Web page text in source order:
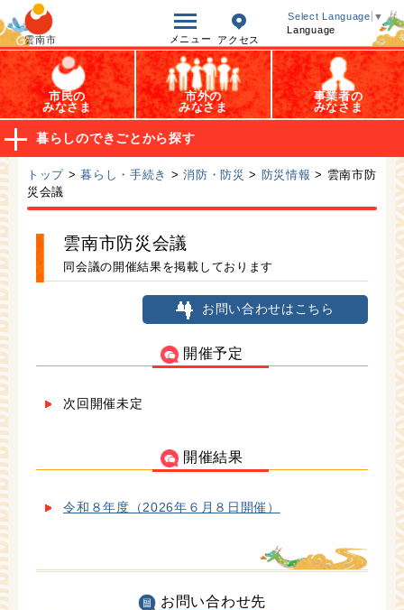
雲南市 メニュー アクセス
Select Language ▼
Language
オープンデータ
市民の
みなさま
市外の
みなさま
事業者の
みなさま
暮らしのできごとから探す
トップ >暮らし・手続き >消防・防災 > 防災情報 > 雲南市防
災会議
雲南市防災会議
同会議の開催結果を掲載しております
お問い合わせはこちら
開催予定
次回開催未定
開催結果
令和８年度（2026年６月８日開催）
お問い合わせ先